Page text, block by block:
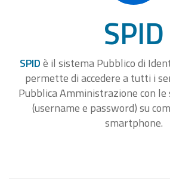
SPID
SPIDè il sistema Pubblico di
permette di accedere a tutti i
Pubblica Amministrazione con
(username e password) su
smartphone.